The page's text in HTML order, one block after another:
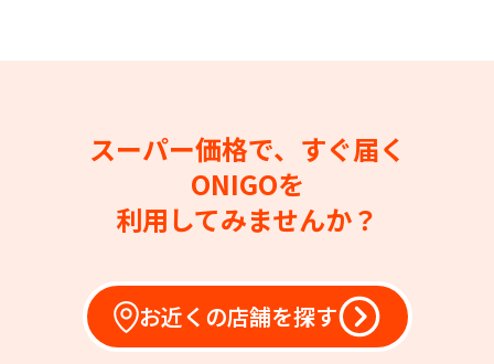
スーパー価格で、すぐ届く
ONIGOを
利用してみませんか？
お近くの店舗を探す